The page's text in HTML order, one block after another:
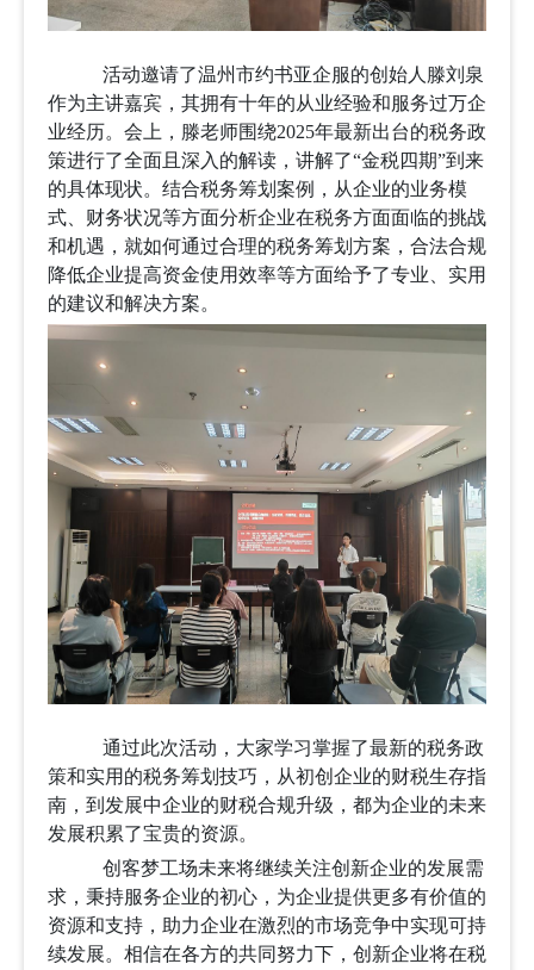
活动邀请了温州市约书亚企服的创始人滕刘泉
作为主讲嘉宾，其拥有十年的从业经验和服务过万企
业经历。会上，滕老师围绕2025年最新出台的税务政
策进行了全面且深入的解读，讲解了“金税四期”到来
的具体现状。结合税务筹划案例，从企业的业务模
式、财务状况等方面分析企业在税务方面面临的挑战
和机遇，就如何通过合理的税务筹划方案，合法合规
降低企业提高资金使用效率等方面给予了专业、实用
的建议和解决方案。
通过此次活动， 大家学习掌握了最新的税务政
策和实用的税务筹划技巧， 从初创企业的财税生存指
南，到发展中企业的财税合规升级， 都为企业的未来
发展积累了宝贵的资源。
创客梦工场未来将继续关注创新企业的发展需
求，秉持服务企业的初心，为企业提供更多有价值的
资源和支持，助力企业在激烈的市场竞争中实现可持
续发展。相信在各方的共同努力下，创新企业将在税